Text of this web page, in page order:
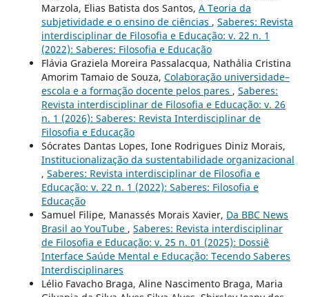
Marzola, Elias Batista dos Santos, A Teoria da
subjetividade e o ensino de ciências , Saberes: Revista
interdisciplinar de Filosofia e Educação: v. 22 n. 1
(2022): Saberes: Filosofia e Educação
Flávia Graziela Moreira Passalacqua, Nathália Cristina
Amorim Tamaio de Souza, Colaboração universidade–
escola e a formação docente pelos pares , Saberes:
Revista interdisciplinar de Filosofia e Educação: v. 26
n. 1 (2026): Saberes: Revista Interdisciplinar de
Filosofia e Educação
Sócrates Dantas Lopes, Ione Rodrigues Diniz Morais,
Institucionalização da sustentabilidade organizacional
, Saberes: Revista interdisciplinar de Filosofia e
Educação: v. 22 n. 1 (2022): Saberes: Filosofia e
Educação
Samuel Filipe, Manassés Morais Xavier, Da BBC News
Brasil ao YouTube , Saberes: Revista interdisciplinar
de Filosofia e Educação: v. 25 n. 01 (2025): Dossiê
Interface Saúde Mental e Educação: Tecendo Saberes
Interdisciplinares
Lélio Favacho Braga, Aline Nascimento Braga, Maria